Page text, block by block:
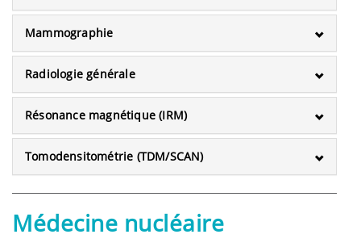
Mammographie
Radiologie générale
Résonance magnétique (IRM)
Tomodensitométrie (TDM/SCAN)
Médecine nucléaire